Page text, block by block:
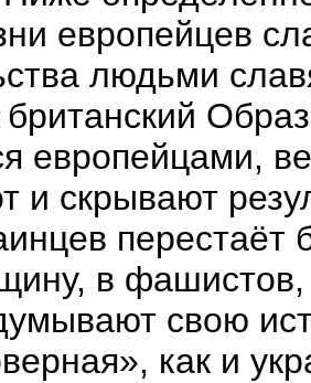
европейцев
людьми
европейцами,
и скрывают
в
свою
как и